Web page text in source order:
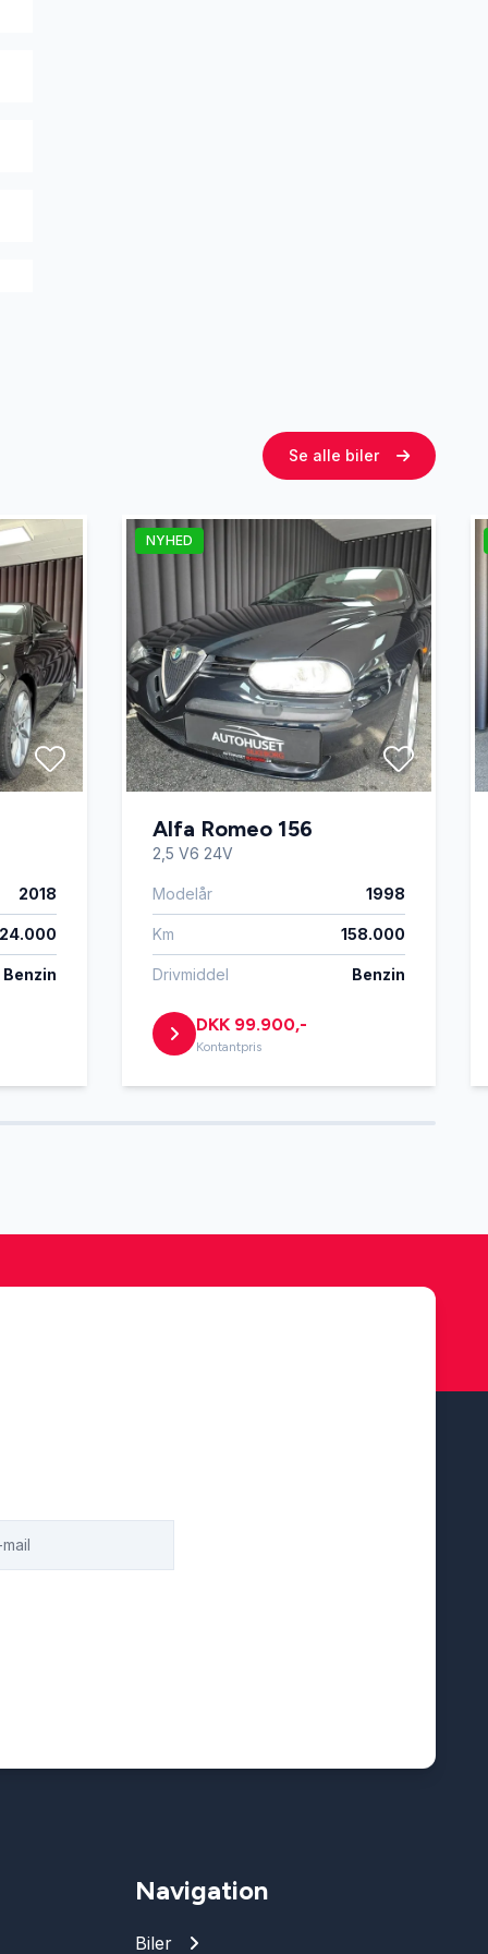
Se alle biler
2018
Benzin
NYHED
Alfa Romeo 156
2,5 V6 24V
Modelår 1998
Km 158.000
Drivmiddel Benzin
DKK 99.900,-
Kontantpris
Navigation
Biler